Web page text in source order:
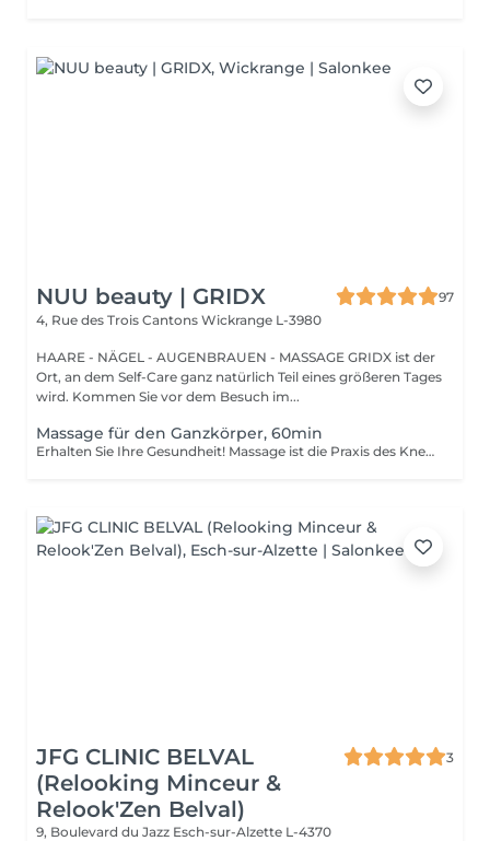
NUU beauty | GRIDX
97
4, Rue des Trois Cantons Wickrange L-3980
HAARE - NÄGEL - AUGENBRAUEN - MASSAGE GRIDX ist der
Ort, an dem Self-Care ganz natürlich Teil eines größeren Tages
wird. Kommen Sie vor dem Besuch im...
Massage für den Ganzkörper, 60min
Erhalten Sie Ihre Gesundheit! Massage ist die Praxis des Knetens oder Bearbeitens der Muskeln und anderer Weichteile einer Person, um Stress zu reduzieren, Muskelschmerzen zu lindern, die Entspannung zu fördern und die Funktion des Immunsystems zu verbessern. Vorteile einer Ganzkörpermassage für die Gesundheit: - reduziert Stress - entspannend - verbessert die Durchblutung - verbessert das Immunsystem des Körpers Wie wird eine Ganzkörpermassage durchgeführt? - Kopf und Nacken werden massiert - Schultern und Rücken werden massiert - Hände und Arme werden massiert - Füße und Beine werden massiert - der Bauch wird massiert Altersbeschränkungen: es gibt keine Altersbeschränkungen für dieses Verfahren. Empfehlungen nach dem Eingriff: nach dem Eingriff 2-3 Stunden keinen Sport und plötzliche Bewegungen machen. Frequenz: 1-2 Mal pro Woche, insgesamt 10 Mal. Wiederholen Sie den Eingriff alle 3-6 Monate.
JFG CLINIC BELVAL
(Relooking Minceur &
Relook'Zen Belval)
3
9, Boulevard du Jazz Esch-sur-Alzette L-4370